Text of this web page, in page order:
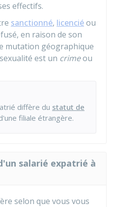
effectifs.
sanctionné, licenciéou
en raison de son
mutation géographique
est un crimeou
diffère du statut de
filiale étrangère.
salarié expatrié à
selon que vous vous